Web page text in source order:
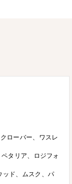
ローバー、ワスレ
タリア、ロジフォ
ッド、ムスク、パ